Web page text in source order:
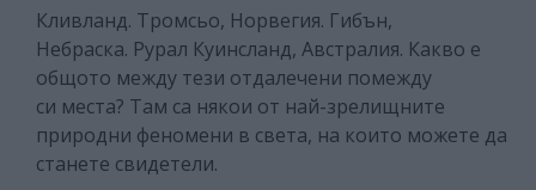
Кливланд. Тромсьо, Норвегия. Гибън,
Небраска. Рурал Куинсланд, Австралия. Какво е
общото между тези отдалечени помежду
си места? Там са някои от най-зрелищните
природни феномени в света, на които можете да
станете свидетели.